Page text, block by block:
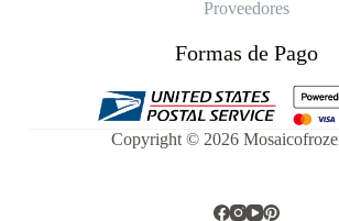
Proveedores
Formas de Pago
Copyright © 2026